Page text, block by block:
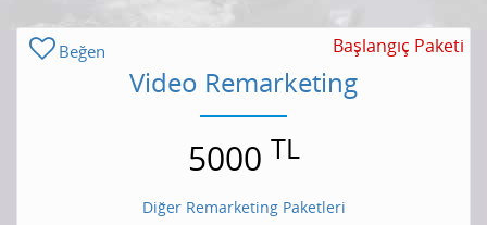
Beğen Başlangıç Paketi
Video Remarketing
5000 TL
Diğer Remarketing Paketleri